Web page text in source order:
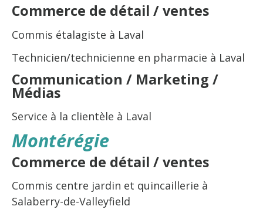
Commerce de détail / ventes
Commis étalagiste à Laval
Technicien/technicienne en pharmacie à Laval
Communication / Marketing /
Médias
Service à la clientèle à Laval
Montérégie
Commerce de détail / ventes
Commis centre jardin et quincaillerie à
Salaberry-de-Valleyfield